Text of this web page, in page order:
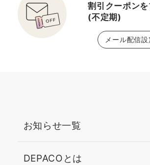
割引クーポン
(不定期)
メール配信
お知らせ一覧
DEPACOとは